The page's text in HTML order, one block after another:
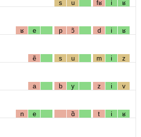
s u fʁ i ʁ
ʁ e p ɔ̃ d i ʁ
ẽ s u m i z
a b y z i v
n e ɑ̃ t i ʁ